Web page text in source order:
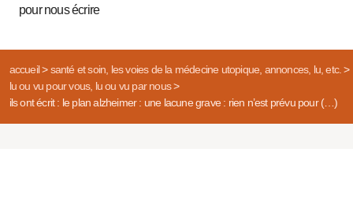
pour nous écrire
accueil> santé et soin, les voies de la médecine utopique, annonces, lu, etc.>
lu ou vu pour vous, lu ou vu par nous>
ils ont écrit : le plan alzheimer : une lacune grave : rien n’est prévu pour (…)